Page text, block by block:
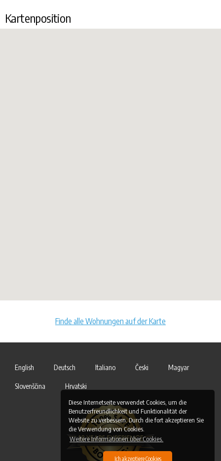
Diese Internetseite verwendet Cookies, um die
Benutzerfreundlichkeit und Funktionalität der
Website zu verbessern. Durch die fort akzeptieren Sie
die Verwendung von Cookies.
Weitere Informationen über Cookies.
Ich akzeptiere Cookies
Kartenposition
Finde alle Wohnungen auf der Karte
English Deutsch Italiano Česki Magyar
Slovenščina Hrvatski